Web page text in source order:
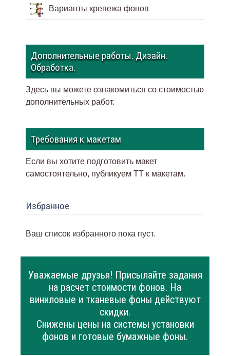
Варианты крепежа фонов
Дополнительные работы. Дизайн.
Обработка.
Здесь вы можете ознакомиться со стоимостью
дополнительных работ.
Требования к макетам
Если вы хотите подготовить макет
самостоятельно, публикуем ТТ к макетам.
Избранное
Ваш список избранного пока пуст.
Уважаемые друзья! Присылайте задания
на расчет стоимости фонов. На
виниловые и тканевые фоны действуют
скидки.
Снижены цены на системы установки
фонов и готовые бумажные фоны.